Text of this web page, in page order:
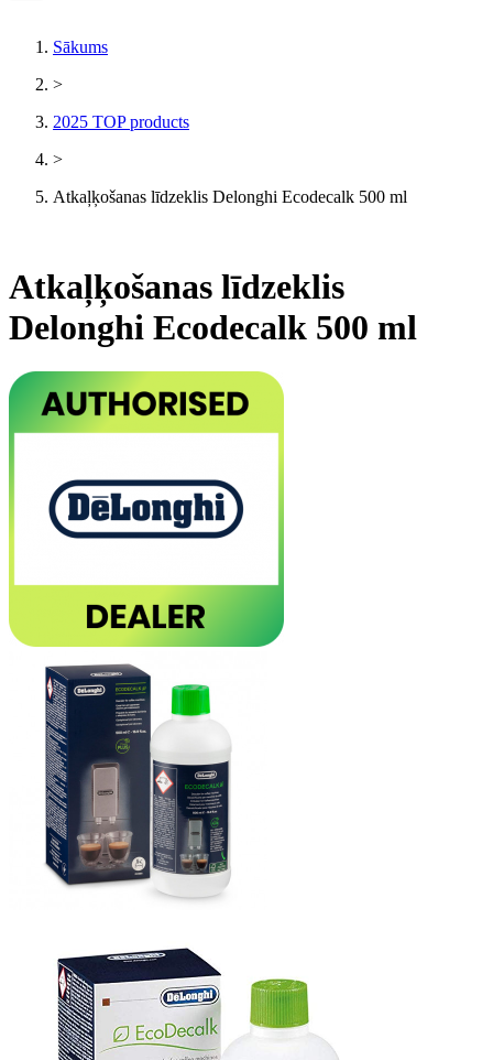
Sākums
>
2025 TOP products
>
Atkaļķošanas līdzeklis Delonghi Ecodecalk 500 ml
Atkaļķošanas līdzeklis
Delonghi Ecodecalk 500 ml